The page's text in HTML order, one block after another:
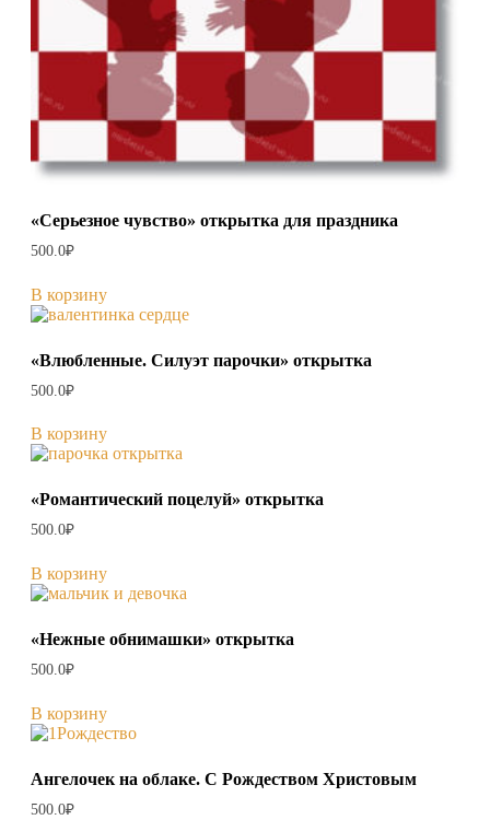
«Серьезное чувство» открытка для праздника
500.0₽
В корзину
«Влюбленные. Силуэт парочки» открытка
500.0₽
В корзину
«Романтический поцелуй» открытка
500.0₽
В корзину
«Нежные обнимашки» открытка
500.0₽
В корзину
Ангелочек на облаке. С Рождеством Христовым
500.0₽